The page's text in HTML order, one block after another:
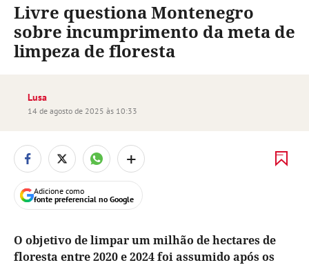
Livre questiona Montenegro
sobre incumprimento da meta de
limpeza de floresta
Lusa
14 de agosto de 2025 às 10:33
+
Adicione como
fonte preferencial no Google
O objetivo de limpar um milhão de hectares de
floresta entre 2020 e 2024 foi assumido após os